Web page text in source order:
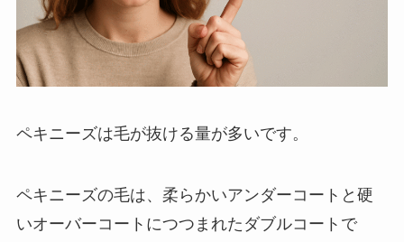
ペキニーズは毛が抜ける量が多いです。
ペキニーズの毛は、柔らかいアンダーコートと硬
いオーバーコートにつつまれたダブルコートで